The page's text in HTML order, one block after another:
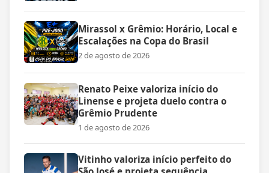
Mirassol x Grêmio: Horário, Local e
Escalações na Copa do Brasil
2 de agosto de 2026
Renato Peixe valoriza início do
Linense e projeta duelo contra o
Grêmio Prudente
1 de agosto de 2026
Vitinho valoriza início perfeito do